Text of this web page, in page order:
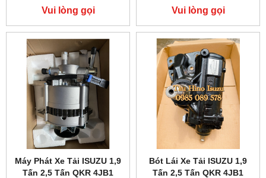
QKR
Vui lòng gọi Vui lòng gọi
Máy Phát Xe Tải ISUZU 1,9
Tấn 2,5 Tấn QKR 4JB1
Bót Lái Xe Tải ISUZU 1,9
Tấn 2,5 Tấn QKR 4JB1